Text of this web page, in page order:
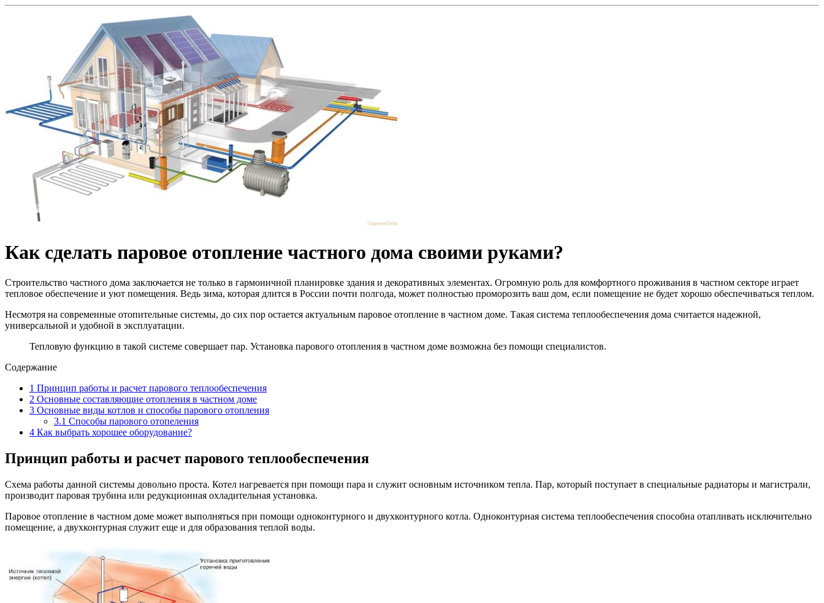
Как сделать паровое отопление частного дома своими руками?
Строительство частного дома заключается не только в гармоничной планировке здания и декоративных элементах. Огромную роль для комфортного проживания в частном секторе играет
тепловое обеспечение и уют помещения. Ведь зима, которая длится в России почти полгода, может полностью проморозить ваш дом, если помещение не будет хорошо обеспечиваться теплом.
Несмотря на современные отопительные системы, до сих пор остается актуальным паровое отопление в частном доме. Такая система теплообеспечения дома считается надежной,
универсальной и удобной в эксплуатации.
Тепловую функцию в такой системе совершает пар. Установка парового отопления в частном доме возможна без помощи специалистов.
Содержание
1 Принцип работы и расчет парового теплообеспечения
2 Основные составляющие отопления в частном доме
3 Основные виды котлов и способы парового отопления
3.1 Способы парового отопеления
4 Как выбрать хорошее оборудование?
Принцип работы и расчет парового теплообеспечения
Схема работы данной системы довольно проста. Котел нагревается при помощи пара и служит основным источником тепла. Пар, который поступает в специальные радиаторы и магистрали,
производит паровая трубина или редукционная охладительная установка.
Паровое отопление в частном доме может выполняться при помощи одноконтурного и двухконтурного котла. Одноконтурная система теплообеспечения способна отапливать исключительно
помещение, а двухконтурная служит еще и для образования теплой воды.